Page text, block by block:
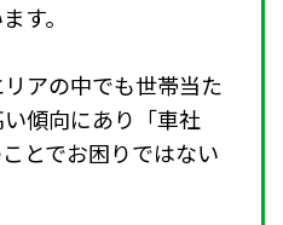
す。
アの中でも世帯当た
傾向にあり「車社
とでお困りではない